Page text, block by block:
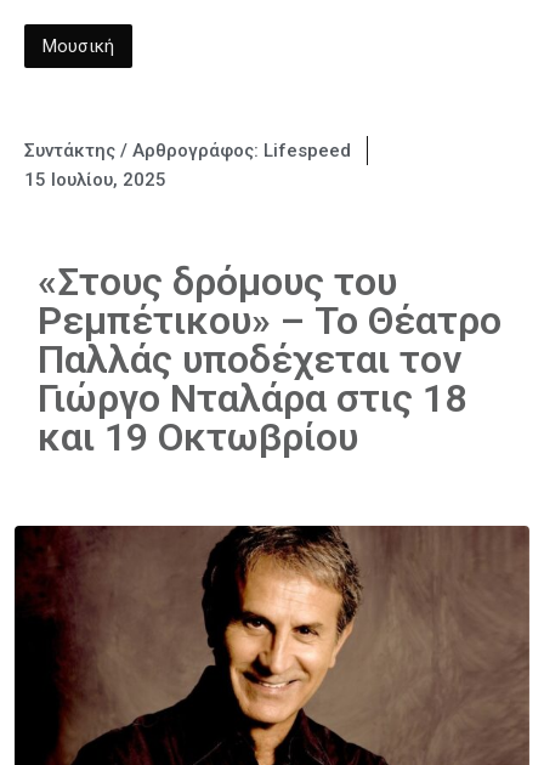
Μουσική
Συντάκτης / Αρθρογράφος: Lifespeed
15 Ιουλίου, 2025
«Στους δρόμους του
Ρεμπέτικου» – Το Θέατρο
Παλλάς υποδέχεται τον
Γιώργο Νταλάρα στις 18
και 19 Οκτωβρίου